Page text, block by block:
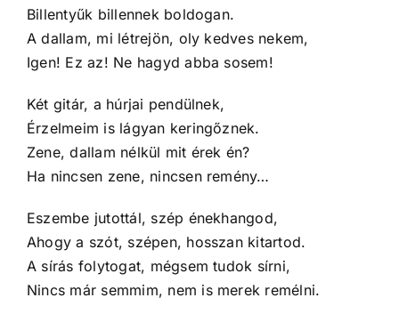
Billentyűk billennek boldogan.
A dallam, mi létrejön, oly kedves nekem,
Igen! Ez az! Ne hagyd abba sosem!
Két gitár, a húrjai pendülnek,
Érzelmeim is lágyan keringőznek.
Zene, dallam nélkül mit érek én?
Ha nincsen zene, nincsen remény…
Eszembe jutottál, szép énekhangod,
Ahogy a szót, szépen, hosszan kitartod.
A sírás folytogat, mégsem tudok sírni,
Nincs már semmim, nem is merek remélni.